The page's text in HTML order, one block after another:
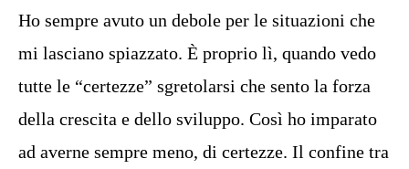
Ho sempre avuto un debole per le situazioni che
mi lasciano spiazzato. È proprio lì, quando vedo
tutte le “certezze” sgretolarsi che sento la forza
della crescita e dello sviluppo. Così ho imparato
ad averne sempre meno, di certezze. Il confine tra